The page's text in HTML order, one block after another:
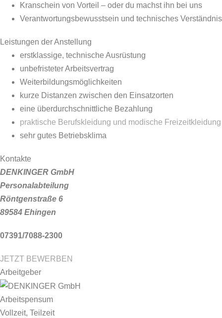
Kranschein von Vorteil – oder du machst ihn bei uns
Verantwortungsbewusstsein und technisches Verständnis
Leistungen der Anstellung
erstklassige, technische Ausrüstung
unbefristeter Arbeitsvertrag
Weiterbildungsmöglichkeiten
kurze Distanzen zwischen den Einsatzorten
eine überdurchschnittliche Bezahlung
praktische Berufskleidung und modische Freizeitkleidung
sehr gutes Betriebsklima
Kontakte
DENKINGER GmbH
Personalabteilung
Röntgenstraße 6
89584 Ehingen
07391/7088-2300
JETZT BEWERBEN
Arbeitgeber
Arbeitspensum
Vollzeit, Teilzeit